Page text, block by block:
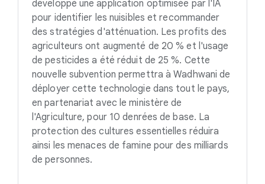
développé une application optimisée par l'IA
pour identifier les nuisibles et recommander
des stratégies d'atténuation. Les profits des
agriculteurs ont augmenté de 20 % et l'usage
de pesticides a été réduit de 25 %. Cette
nouvelle subvention permettra à Wadhwani de
déployer cette technologie dans tout le pays,
en partenariat avec le ministère de
l'Agriculture, pour 10 denrées de base. La
protection des cultures essentielles réduira
ainsi les menaces de famine pour des milliards
de personnes.